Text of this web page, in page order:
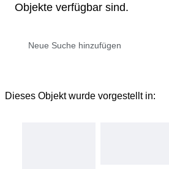
Objekte verfügbar sind.
Dieses Objekt wurde vorgestellt in: